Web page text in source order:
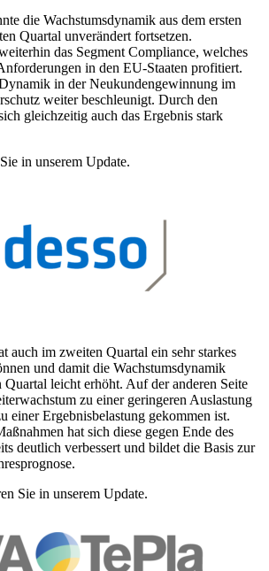
die Wachstumsdynamik aus dem ersten
Quartal unverändert fortsetzen.
das Segment Compliance, welches
in den EU-Staaten profitiert.
in der Neukundengewinnung im
weiter beschleunigt. Durch den
gleichzeitig auch das Ergebnis stark
in unserem Update.
auch im zweiten Quartal ein sehr starkes
und damit die Wachstumsdynamik
Quartal leicht erhöht. Auf der anderen Seite
zu einer geringeren Auslastung
einer Ergebnisbelastung gekommen ist.
hat sich diese gegen Ende des
deutlich verbessert und bildet die Basis zur
Sie in unserem Update.